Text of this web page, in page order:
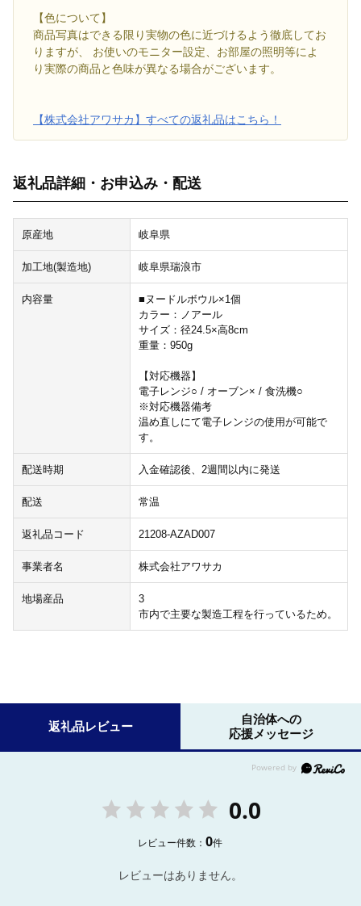
【色について】
商品写真はできる限り実物の色に近づけるよう徹底してお
りますが、 お使いのモニター設定、お部屋の照明等によ
り実際の商品と色味が異なる場合がございます。
【株式会社アワサカ】すべての返礼品はこちら！
返礼品詳細・お申込み・配送
原産地 岐阜県
加工地(製造地) 岐阜県瑞浪市
内容量
■ヌードルボウル×1個
カラー：ノアール
サイズ：径24.5×高8cm
重量：950g
【対応機器】
電子レンジ○ / オーブン× / 食洗機○
※対応機器備考
温め直しにて電子レンジの使用が可能で
す。
配送時期 入金確認後、2週間以内に発送
配送 常温
返礼品コード 21208-AZAD007
事業者名 株式会社アワサカ
地場産品
3
市内で主要な製造工程を行っているため。
返礼品レビュー
自治体への
応援メッセージ
0.0
レビュー件数：0件
レビューはありません。